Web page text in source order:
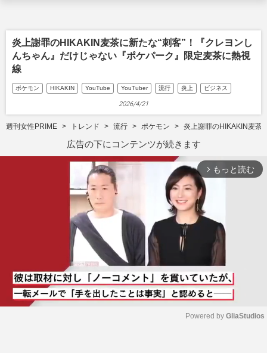
炎上謝罪のHIKAKIN麦茶に新たな“刺客”！『クレヨンし
んちゃん』だけじゃない『ポケパーク』限定麦茶に熱視
線
ポケモン HIKAKIN YouTube YouTuber 流行 炎上 ビジネス
2026/4/21
週刊女性PRIME トレンド 流行 ポケモン 炎上謝罪のHIKAKIN麦茶
広告の下にコンテンツが続きます
arrow_forward_ios もっと読む
Powered by GliaStudios